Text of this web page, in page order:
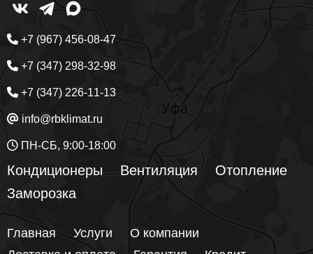
+7 (967) 456-08-47
+7 (347) 298-32-98
+7 (347) 226-11-13
info@rbklimat.ru
ПН-СБ, 9:00-18:00
Кондиционеры Вентиляция
Отопление
Заморозка
Главная Услуги
О компании